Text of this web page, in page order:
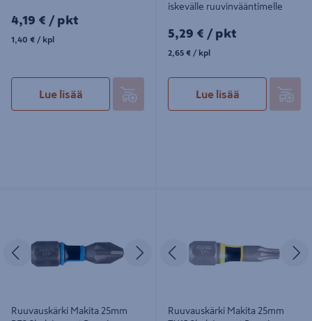
4,19€/pkt
4,19 € / pkt
1,40€/kpl
1,40 € / kpl
Lue lisää
iskevälle ruuvinvääntimelle
5,29€/pkt
5,29 € / pkt
2,65€/kpl
2,65 € / kpl
Lue lisää
Edellinen Seuraava
Ruuvauskärki Makita 25mm
Edellinen
Ruuvauskärki Makita 25mm